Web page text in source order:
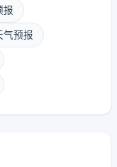
报
气预报